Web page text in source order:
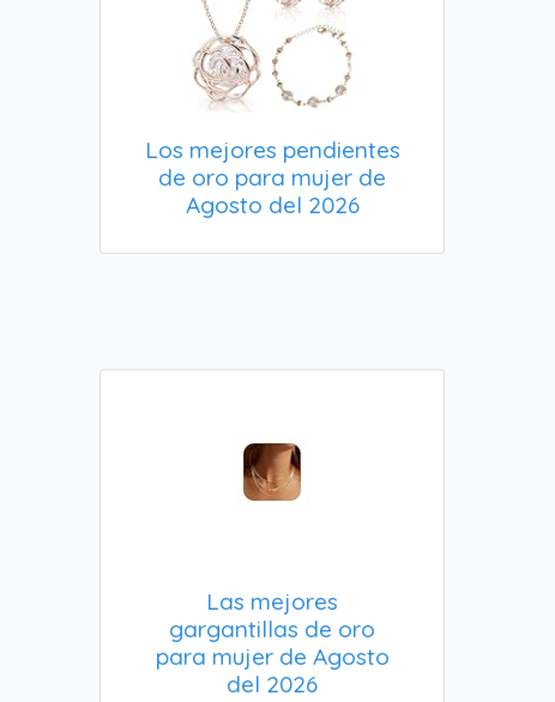
Los mejores pendientes
de oro para mujer de
Agosto del 2026
Las mejores
gargantillas de oro
para mujer de Agosto
del 2026